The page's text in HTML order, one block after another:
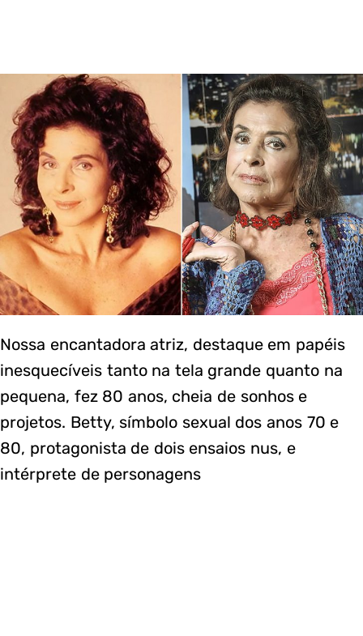
Nossa encantadora atriz, destaque em papéis
inesquecíveis tanto na tela grande quanto na
pequena, fez 80 anos, cheia de sonhos e
projetos. Betty, símbolo sexual dos anos 70 e
80, protagonista de dois ensaios nus, e
intérprete de personagens